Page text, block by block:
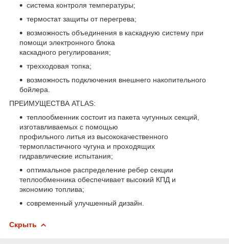
система контроля температуры;
термостат защиты от перегрева;
возможность объединения в каскадную систему при
помощи электронного блока
каскадного регулирования;
трехходовая топка;
возможность подключения внешнего накопительного
бойлера.
ПРЕИМУЩЕСТВА ATLAS:
теплообменник состоит из пакета чугунных секций,
изготавливаемых с помощью
профильного литья из высококачественного
термопластичного чугуна и проходящих
гидравлические испытания;
оптимальное распределение ребер секции
теплообменника обеспечивает высокий КПД и
экономию топлива;
современный улучшенный дизайн.
Скрыть